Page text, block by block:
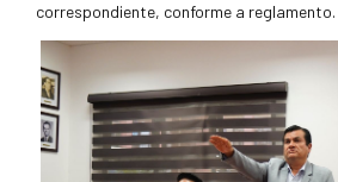
correspondiente, conforme a reglamento.